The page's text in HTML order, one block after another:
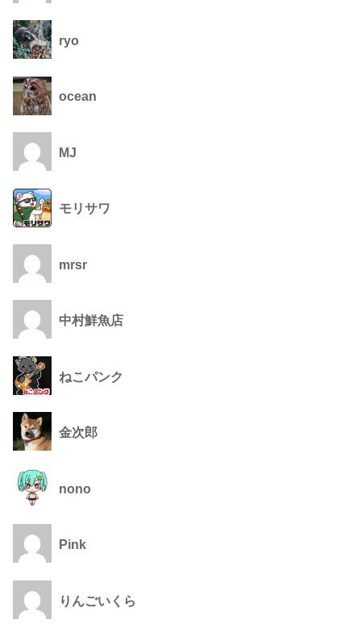
ryo
ocean
MJ
モリサワ
mrsr
中村鮮魚店
ねこパンク
金次郎
nono
Pink
りんごいくら